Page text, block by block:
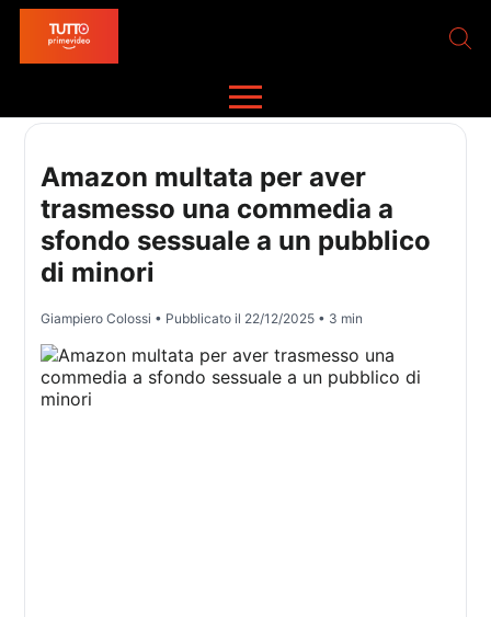
Amazon multata per aver
trasmesso una commedia a
sfondo sessuale a un pubblico
di minori
Giampiero Colossi • Pubblicato il 22/12/2025 • 3 min